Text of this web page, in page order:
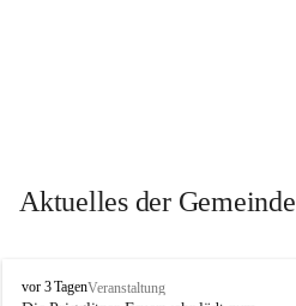
Aktuelles der Gemeinde
P
vor 3 TagenVeranstaltung